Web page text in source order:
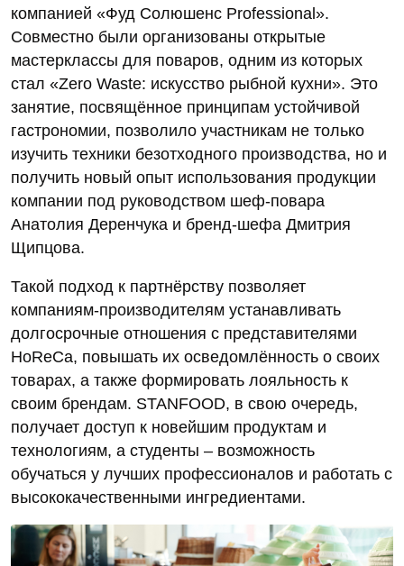
компанией «Фуд Солюшенс Professional».
Совместно были организованы открытые
мастерклассы для поваров, одним из которых
стал «Zero Waste: искусство рыбной кухни». Это
занятие, посвящённое принципам устойчивой
гастрономии, позволило участникам не только
изучить техники безотходного производства, но и
получить новый опыт использования продукции
компании под руководством шеф-повара
Анатолия Деренчука и бренд-шефа Дмитрия
Щипцова.
Такой подход к партнёрству позволяет
компаниям-производителям устанавливать
долгосрочные отношения с представителями
HoReCa, повышать их осведомлённость о своих
товарах, а также формировать лояльность к
своим брендам. STANFOOD, в свою очередь,
получает доступ к новейшим продуктам и
технологиям, а студенты – возможность
обучаться у лучших профессионалов и работать с
высококачественными ингредиентами.